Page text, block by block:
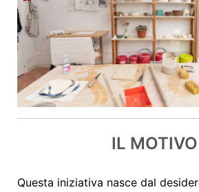
IL MOTIVO
Questa iniziativa nasce dal